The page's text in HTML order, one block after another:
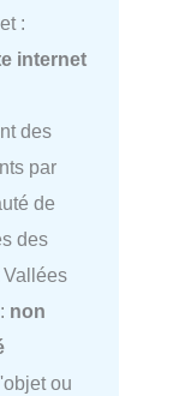
:
internet
des
par
de
des
non
ou